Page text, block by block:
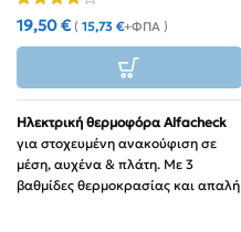
19,50€ ( 15,73 €+ΦΠΑ )
Ηλεκτρική θερμοφόρα Alfacheck
για στοχευμένη ανακούφιση σε
μέση, αυχένα & πλάτη. Με 3
βαθμίδες θερμοκρασίας και απαλή